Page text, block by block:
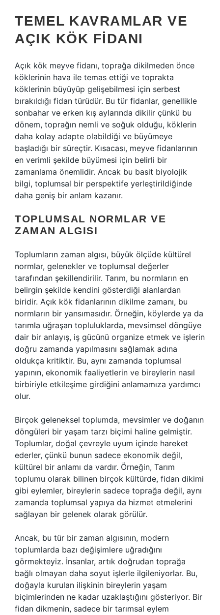
TEMEL KAVRAMLAR VE
AÇIK KÖK FIDANI
Açık kök meyve fidanı, toprağa dikilmeden önce
köklerinin hava ile temas ettiği ve toprakta
köklerinin büyüyüp gelişebilmesi için serbest
bırakıldığı fidan türüdür. Bu tür fidanlar, genellikle
sonbahar ve erken kış aylarında dikilir çünkü bu
dönem, toprağın nemli ve soğuk olduğu, köklerin
daha kolay adapte olabildiği ve büyümeye
başladığı bir süreçtir. Kısacası, meyve fidanlarının
en verimli şekilde büyümesi için belirli bir
zamanlama önemlidir. Ancak bu basit biyolojik
bilgi, toplumsal bir perspektife yerleştirildiğinde
daha geniş bir anlam kazanır.
TOPLUMSAL NORMLAR VE
ZAMAN ALGISI
Toplumların zaman algısı, büyük ölçüde kültürel
normlar, gelenekler ve toplumsal değerler
tarafından şekillendirilir. Tarım, bu normların en
belirgin şekilde kendini gösterdiği alanlardan
biridir. Açık kök fidanlarının dikilme zamanı, bu
normların bir yansımasıdır. Örneğin, köylerde ya da
tarımla uğraşan topluluklarda, mevsimsel döngüye
dair bir anlayış, iş gücünü organize etmek ve işlerin
doğru zamanda yapılmasını sağlamak adına
oldukça kritiktir. Bu, aynı zamanda toplumsal
yapının, ekonomik faaliyetlerin ve bireylerin nasıl
birbiriyle etkileşime girdiğini anlamamıza yardımcı
olur.
Birçok geleneksel toplumda, mevsimler ve doğanın
döngüleri bir yaşam tarzı biçimi haline gelmiştir.
Toplumlar, doğal çevreyle uyum içinde hareket
ederler, çünkü bunun sadece ekonomik değil,
kültürel bir anlamı da vardır. Örneğin, Tarım
toplumu olarak bilinen birçok kültürde, fidan dikimi
gibi eylemler, bireylerin sadece toprağa değil, aynı
zamanda toplumsal yapıya da hizmet etmelerini
sağlayan bir gelenek olarak görülür.
Ancak, bu tür bir zaman algısının, modern
toplumlarda bazı değişimlere uğradığını
görmekteyiz. İnsanlar, artık doğrudan toprağa
bağlı olmayan daha soyut işlerle ilgileniyorlar. Bu,
doğayla kurulan ilişkinin bireylerin yaşam
biçimlerinden ne kadar uzaklaştığını gösteriyor. Bir
fidan dikmenin, sadece bir tarımsal eylem